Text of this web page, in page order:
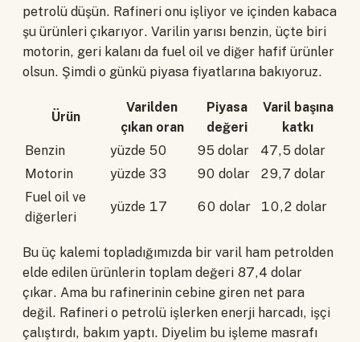
petrolü düşün. Rafineri onu işliyor ve içinden kabaca
şu ürünleri çıkarıyor. Varilin yarısı benzin, üçte biri
motorin, geri kalanı da fuel oil ve diğer hafif ürünler
olsun. Şimdi o günkü piyasa fiyatlarına bakıyoruz.
Ürün
Varilden
çıkan oran
Piyasa
değeri
Varil başına
katkı
Benzin
yüzde 50 95 dolar
47,5 dolar
Motorin
yüzde 33 90 dolar
29,7 dolar
Fuel oil ve
diğerleri
yüzde 17 60 dolar 10,2 dolar
Bu üç kalemi topladığımızda bir varil ham petrolden
elde edilen ürünlerin toplam değeri 87,4 dolar
çıkar. Ama bu rafinerinin cebine giren net para
değil. Rafineri o petrolü işlerken enerji harcadı, işçi
çalıştırdı, bakım yaptı. Diyelim bu işleme masrafı